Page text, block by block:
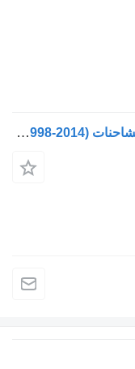
صمام الهواء WABCO 4757210010 لـ الشاحنات Volvo FM7-FM12, FM, FMX (1998-2014)